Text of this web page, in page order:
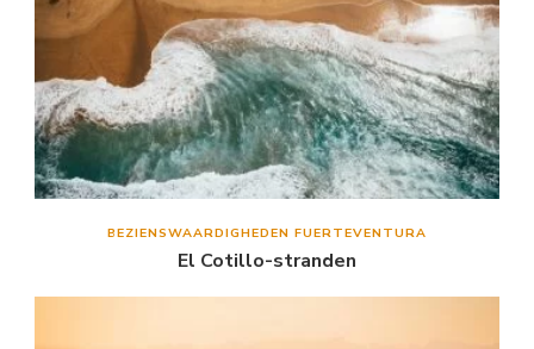
BEZIENSWAARDIGHEDEN FUERTEVENTURA
El Cotillo-stranden